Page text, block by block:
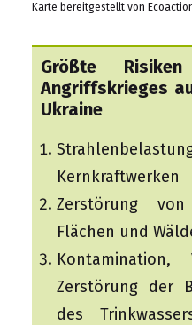
Karte bereitgestellt von
Größte
Angriffskrieges
Ukraine
Kernkraftwerken
Zerstörung von
Flächen und
Kontamination,
Zerstörung der
des